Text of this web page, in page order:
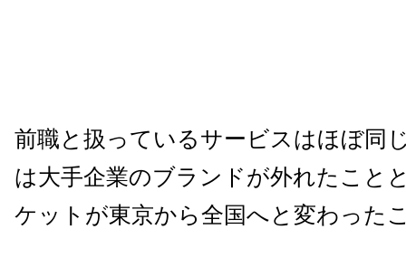
前職と扱っているサービスはほぼ同
は大手企業のブランドが外れたこと
ケットが東京から全国へと変わった